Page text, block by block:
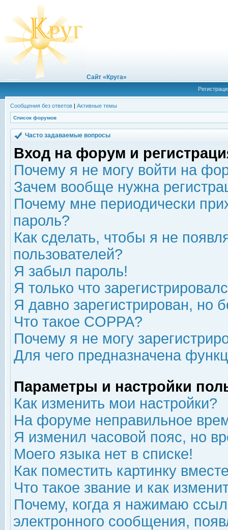
Сайт «Круга»
Сообщения без ответов | Активные темы
Список форумов
Часто задаваемые вопросы
Вход на форум и
Почему я не могу войти на
Зачем вообще нужна
Почему мне периодически
пароль?
Как сделать, чтобы я не
пользователей?
Я забыл пароль!
Я только что
Я давно зарегистрирован, но
Что такое COPPA?
Почему я не могу
Для чего предназначена
Параметры и настройки
Как изменить мои настройки?
На форуме неправильное
Я изменил часовой пояс, но
Моего языка нет в списке!
Как поместить картинку
Что такое звание и как
Почему, когда я нажимаю
электронного сообщения,